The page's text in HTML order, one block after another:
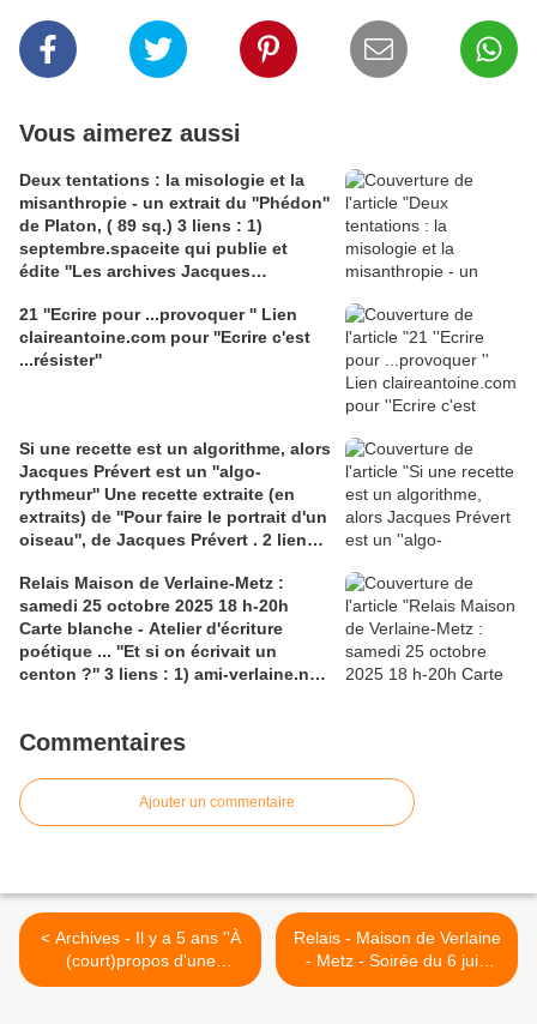
Vous aimerez aussi
Deux tentations : la misologie et la
misanthropie - un extrait du ''Phédon''
de Platon, ( 89 sq.) 3 liens : 1)
septembre.spaceite qui publie et
édite ''Les archives Jacques
article de Simone Manon sur Kant et
''la tentation de la misologie''; 3)
claireantoine.com, Eloge de Roger
21 ''Ecrire pour ...provoquer '' Lien
claireantoine.com pour ''Ecrire c'est
...résister''
Si une recette est un algorithme, alors
Jacques Prévert est un ''algo-
rythmeur'' Une recette extraite (en
extraits) de ''Pour faire le portrait d'un
oiseau'', de Jacques Prévert . 2 liens :
entier; 2)claireantoine.com pour un
''topo'' éclairant mais trop long...sur
les algorithmes
Relais Maison de Verlaine-Metz :
samedi 25 octobre 2025 18 h-20h
Carte blanche - Atelier d'écriture
poétique ... ''Et si on écrivait un
centon ?'' 3 liens : 1) ami-verlaine.net
l'exposition ''copies'';
et ''mutants de fleurs''
Commentaires
Ajouter un commentaire
< Archives - Il y a 5 ans ''À
(court)propos d'une
émission d'investigation sur
Relais - Maison de Verlaine
- Metz - Soirée du 6 juin
2026, de 18h à 20h sur le